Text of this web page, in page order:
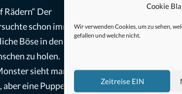
Cookie
Wir verwenden Cookies, um zu sehen,
gefallen und welche nicht.
Zeitreise EIN
Rädern“ Der
schon immer
Böse in den
zu holen.
sieht man
eine Puppe,